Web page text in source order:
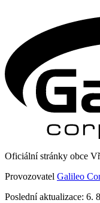
Oficiální stránky obce
Provozovatel Galileo
Poslední aktualizace: 6.